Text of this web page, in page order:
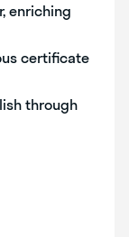
enriching
certificate
through